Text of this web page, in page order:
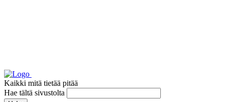
Kaikki mitä tietää pitää
Hae tältä sivustolta